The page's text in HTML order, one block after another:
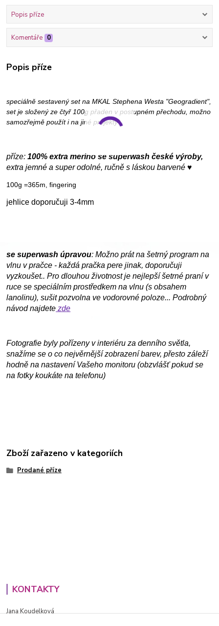
Popis příze
Komentáře 0
Popis příze
speciálně sestavený set na MKAL Stephena Westa "Geogradient",
set je složený ze čtyř 100g přaden v postupném přechodu, možno
samozřejmě použít i na jiné projekty
příze: 100% extra merino se superwash české výroby,
extra jemné a super odolné, ručně s láskou barvené ♥
100g =365m, fingering
jehlice doporučuji 3-4mm
se superwash úpravou: Možno prát na šetrný program na
vlnu v pračce - každá pračka pere jinak, doporučuji
vyzkoušet.. Pro dlouhou životnost je nejlepší šetrné praní v
ruce se speciálním prostředkem na vlnu (s obsahem
lanolinu), sušit pozvolna ve vodorovné poloze... Podrobný
návod najdete zde
Fotografie byly pořízeny v interiéru za denního světla,
snažíme se o co nejvěrnější zobrazení barev, přesto záleží
hodně na nastavení Vašeho monitoru (obzvlášť pokud se
na fotky koukáte na telefonu)
Zboží zařazeno v kategoriích
Prodané příze
KONTAKTY
Jana Koudelková